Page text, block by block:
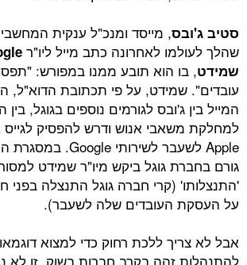
, מייסד ומנכ"ל ענקית המחשבים Apple
,
לאחרונה כתב מייל ליו"רGoogle אריק
הוא תובע ממנו במפורש: "תפסיק לגנוב לי
על פי תכתובת הדוא"ל, העביר את
לגורמים נוספים בגוגל, בין היתר
אנוש ודרש להפסיק לגייס את עובדי
Apple לשעבר לשירותי Google. במסגרת התכתובת,
גוגל ביקש מיו"ר שמידט למסור לג'ובס את
(קרי חברה גוגל התנצלה בפני חברת אפל
העובדים שלה לשעבר).
ללכת רחוק כדי למצוא דוגמאות
זהה בקרב חברות בשוק, זו לא נחלת